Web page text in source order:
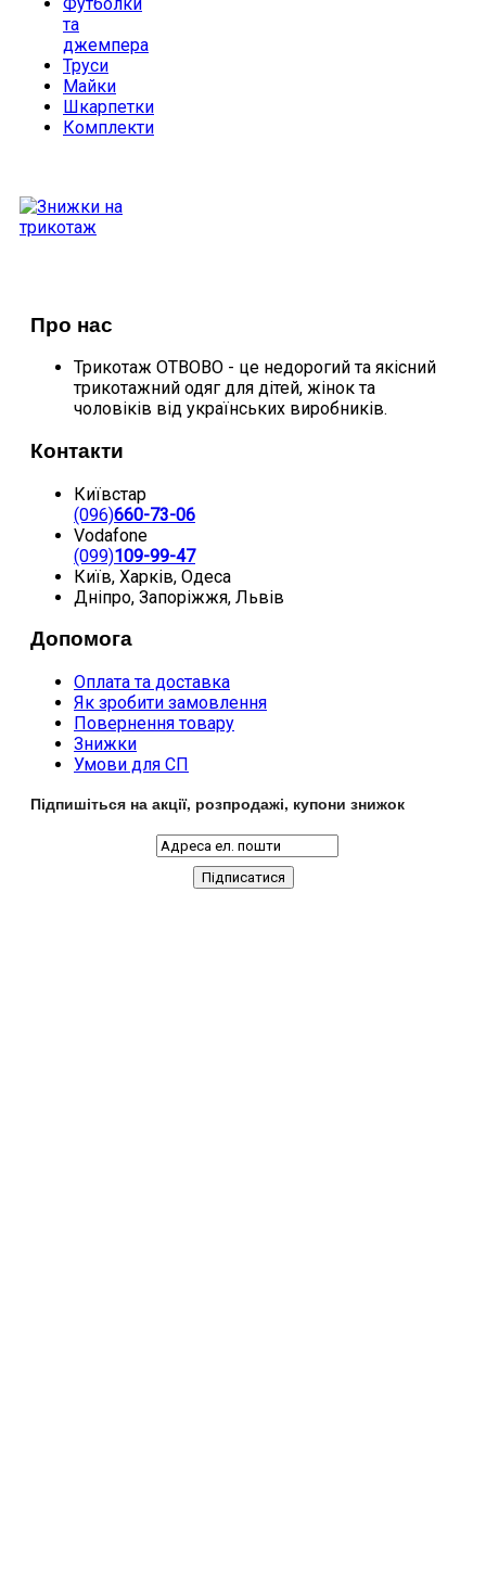
та
джемпера
Труси
Майки
Шкарпетки
Комплекти
Про нас
Трикотаж ОТВОВО - це недорогий та якісний
трикотажний одяг для дітей, жінок та
чоловіків від українських виробників.
Контакти
Київстар
(096)660-73-06
Vodafone
(099)109-99-47
Київ, Харків, Одеса
Дніпро, Запоріжжя, Львів
Допомога
Оплата та доставка
Як зробити замовлення
Повернення товару
Знижки
Умови для СП
Підпишіться на акції, розпродажі, купони знижок